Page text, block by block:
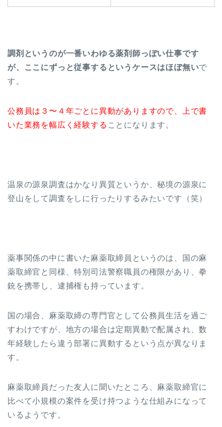
調剤というのが一番いわゆる薬剤師っぽい仕事です
が、ここにずっと従事するというケースはほぼ無いで
す。
公務員は３〜４年ごとに異動がありますので、上で書
いた業務を幅広く経験する ことになります。
温泉の源泉調査はかなり異質というか、秘境の源泉に
登山をして調査をしに行ったりするみたいです（笑）
薬事関係の中に書いた麻薬取締員というのは、国の麻
薬取締官と同様、特別司法警察職員の権限があり、拳
銃を携帯し、逮捕権も持っています。
国の場合、麻薬取締の専門官として公務員生活を過ご
すわけですが、地方の場合は定期異動で配属され、数
年経験したら違う部署に異動するという点が異なりま
す。
麻薬取締員だった友人に聞いたところ、麻薬取締官に
比べて小規模の案件を受け持つような仕組みになって
いるようです。